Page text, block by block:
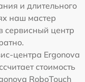
и длительного
наш мастер
сервисный центр
центра Ergonova
стоимость
RoboTouch